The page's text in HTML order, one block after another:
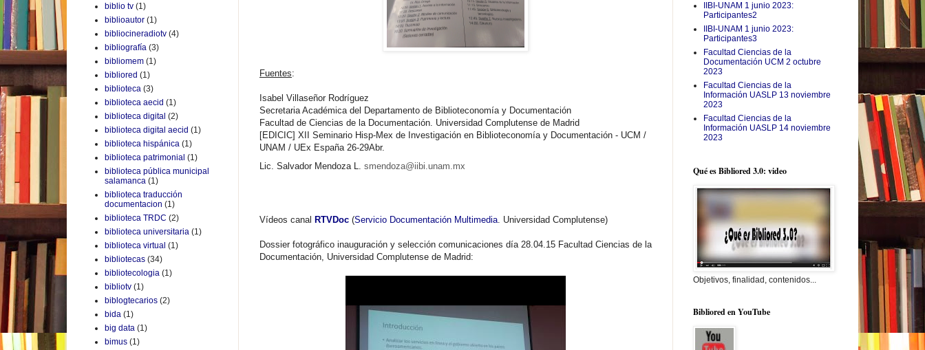
Fuentes:
Isabel Villaseñor Rodríguez
Secretaria Académica del Departamento de Biblioteconomía y Documentación
Facultad de Ciencias de la Documentación. Universidad Complutense de Madrid
[EDICIC] XII Seminario Hisp-Mex de Investigación en Biblioteconomía y Documentación - UCM /
UNAM / UEx España 26-29Abr.
Lic. Salvador Mendoza L.
smendoza@iibi.unam.mx
Vídeos canal RTVDoc (Servicio Documentación Multimedia . Universidad Complutense)
Dossier fotográfico inauguración y selección comunicaciones día 28.04.15 Facultad Ciencias de la
Documentación, Universidad Complutense de Madrid:
biblio tv (1)
biblioautor (1)
bibliocineradiotv (4)
bibliografía (3)
bibliomem (1)
bibliored (1)
biblioteca (3)
biblioteca aecid (1)
biblioteca digital (2)
biblioteca digital aecid (1)
biblioteca hispánica (1)
biblioteca patrimonial (1)
biblioteca pública municipal
salamanca (1)
biblioteca traducción
documentacion (1)
biblioteca TRDC (2)
biblioteca universitaria (1)
biblioteca virtual (1)
bibliotecas (34)
bibliotecologia (1)
bibliotv (1)
biblogtecarios (2)
bida (1)
big data (1)
bimus (1)
IIBI-UNAM 1 junio 2023:
Participantes2
IIBI-UNAM 1 junio 2023:
Participantes3
Facultad Ciencias de la
Documentación UCM 2 octubre
2023
Facultad Ciencias de la
Información UASLP 13 noviembre
2023
Facultad Ciencias de la
Información UASLP 14 noviembre
2023
Qué es Bibliored 3.0: video
Objetivos, finalidad, contenidos...
Bibliored en YouTube